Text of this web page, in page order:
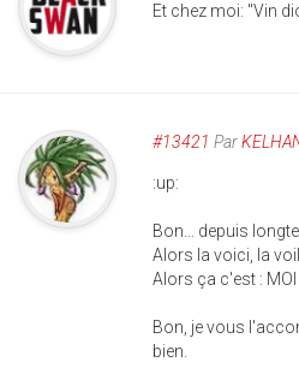
Et chez moi: "Vin
#13421 Par
:up:
Bon... depuis
Alors la voici, la
Alors ça c'est : MOI
Bon, je vous
bien.